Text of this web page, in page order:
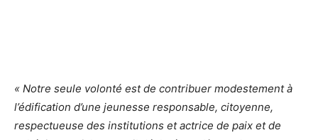
« Notre seule volonté est de contribuer modestement à
l’édification d’une jeunesse responsable, citoyenne,
respectueuse des institutions et actrice de paix et de